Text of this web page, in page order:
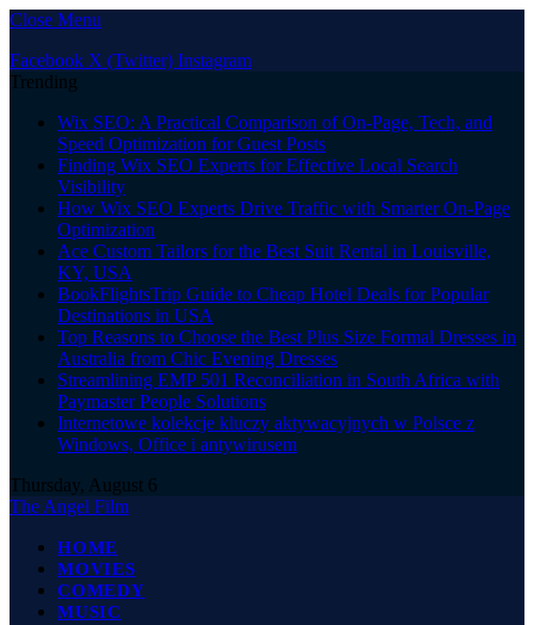
Close Menu
Facebook X (Twitter) Instagram
Trending
Wix SEO: A Practical Comparison of On-Page, Tech, and
Speed Optimization for Guest Posts
Finding Wix SEO Experts for Effective Local Search
Visibility
How Wix SEO Experts Drive Traffic with Smarter On-Page
Optimization
Ace Custom Tailors for the Best Suit Rental in Louisville,
KY, USA
BookFlightsTrip Guide to Cheap Hotel Deals for Popular
Destinations in USA
Top Reasons to Choose the Best Plus Size Formal Dresses in
Australia from Chic Evening Dresses
Streamlining EMP 501 Reconciliation in South Africa with
Paymaster People Solutions
Internetowe kolekcje kluczy aktywacyjnych w Polsce z
Windows, Office i antywirusem
Thursday, August 6
The Angel Film
HOME
MOVIES
COMEDY
MUSIC